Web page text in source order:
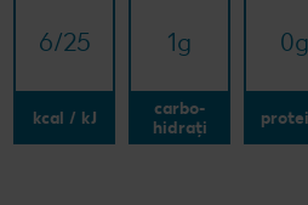
6/​25
kcal / kJ
1g
carbo-
hidrați
0g